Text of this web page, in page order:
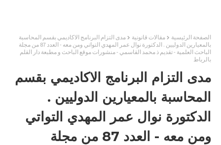
الصفحة الرئيسية مقالات قانونية
مدى التزام البرنامج الاكاديمي بقسم المحاسبة
بالمعيارين الدوليين . الدكتورة نوال عمر المهدي التواتي ومن معه - العدد 87 من مجلة
الباحث العلمية - تقديم ذ محمد القاسمي - منشورات موقع الباحث و مطبعة دار القلم
بالرباط
مدى التزام البرنامج الاكاديمي بقسم
المحاسبة بالمعيارين الدوليين .
الدكتورة نوال عمر المهدي التواتي
ومن معه - العدد 87 من مجلة